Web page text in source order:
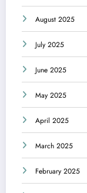
August 2025
July 2025
June 2025
May 2025
April 2025
March 2025
February 2025